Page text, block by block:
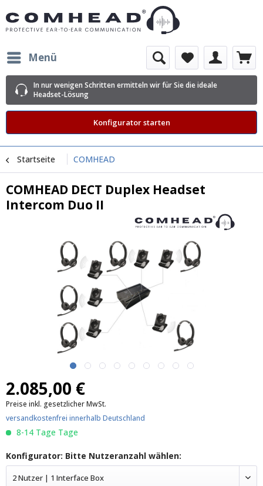
Menü
In nur wenigen Schritten ermitteln wir für Sie die ideale
Headset-Lösung
Konfigurator starten
Startseite COMHEAD
COMHEAD DECT Duplex Headset
Intercom Duo II
2.085,00 €
Preise inkl. gesetzlicher MwSt.
versandkostenfrei innerhalb Deutschland
8-14 Tage Tage
Konfigurator: Bitte Nutzeranzahl wählen:
2 Nutzer | 1 Interface Box